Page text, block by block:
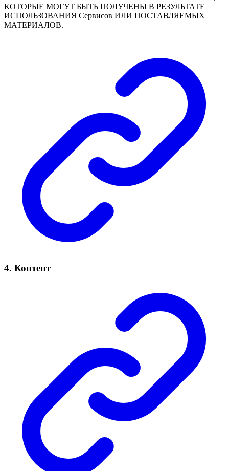
КОТОРЫЕ МОГУТ БЫТЬ ПОЛУЧЕНЫ В РЕЗУЛЬТАТЕ
ИСПОЛЬЗОВАНИЯ Сервисов ИЛИ ПОСТАВЛЯЕМЫХ
МАТЕРИАЛОВ.
4. Контент